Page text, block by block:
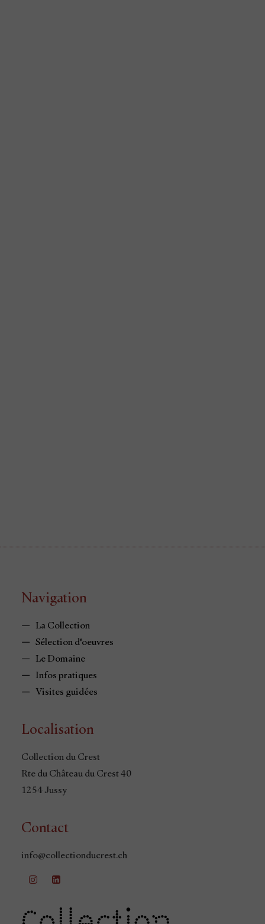
Navigation
La Collection
Sélection d'oeuvres
Le Domaine
Infos pratiques
Visites guidées
Localisation
Collection du Crest
Rte du Château du Crest 40
1254 Jussy
Contact
info@collectionducrest.ch